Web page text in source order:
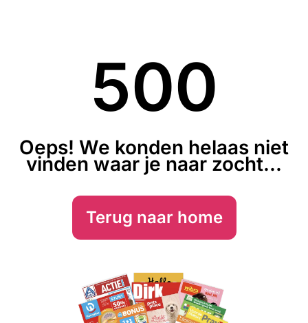
500
Oeps! We konden helaas niet
vinden waar je naar zocht...
Terug naar home